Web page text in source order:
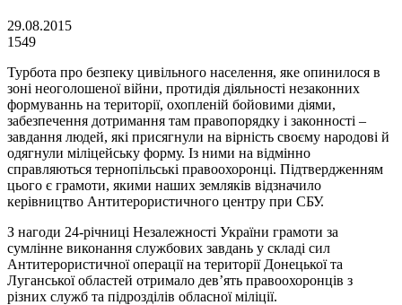
29.08.2015
1549
Турбота про безпеку цивільного населення, яке опинилося в
зоні неоголошеної війни, протидія діяльності незаконних
формуваннь на території, охопленій бойовими діями,
забезпечення дотримання там правопорядку і законності –
завдання людей, які присягнули на вірність своєму народові й
одягнули міліцейську форму. Із ними на відмінно
справляються тернопільські правоохоронці. Підтвердженням
цього є грамоти, якими наших земляків відзначило
керівництво Антитерористичного центру при СБУ.
З нагоди 24-річниці Незалежності України грамоти за
сумлінне виконання службових завдань у складі сил
Антитерористичної операції на території Донецької та
Луганської областей отримало дев’ять правоохоронців з
різних служб та підрозділів обласної міліції.